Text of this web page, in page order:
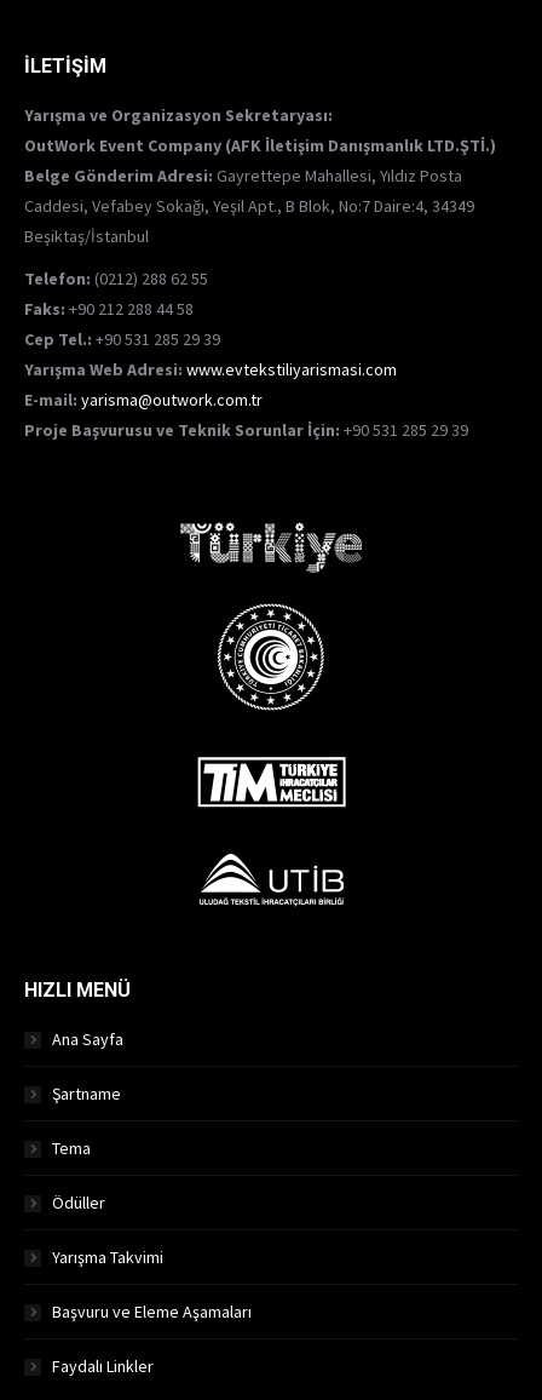
İLETİŞİM
Yarışma ve Organizasyon Sekretaryası:
OutWork Event Company (AFK İletişim Danışmanlık LTD.ŞTİ.)
Belge Gönderim Adresi: Gayrettepe Mahallesi, Yıldız Posta
Caddesi, Vefabey Sokağı, Yeşil Apt., B Blok, No:7 Daire:4, 34349
Beşiktaş/İstanbul
Telefon: (0212) 288 62 55
Faks: +90 212 288 44 58
Cep Tel.: +90 531 285 29 39
Yarışma Web Adresi: www.evtekstiliyarismasi.com
E-mail: yarisma@outwork.com.tr
Proje Başvurusu ve Teknik Sorunlar İçin: +90 531 285 29 39
HIZLI MENÜ
Ana Sayfa
Şartname
Tema
Ödüller
Yarışma Takvimi
Başvuru ve Eleme Aşamaları
Faydalı Linkler